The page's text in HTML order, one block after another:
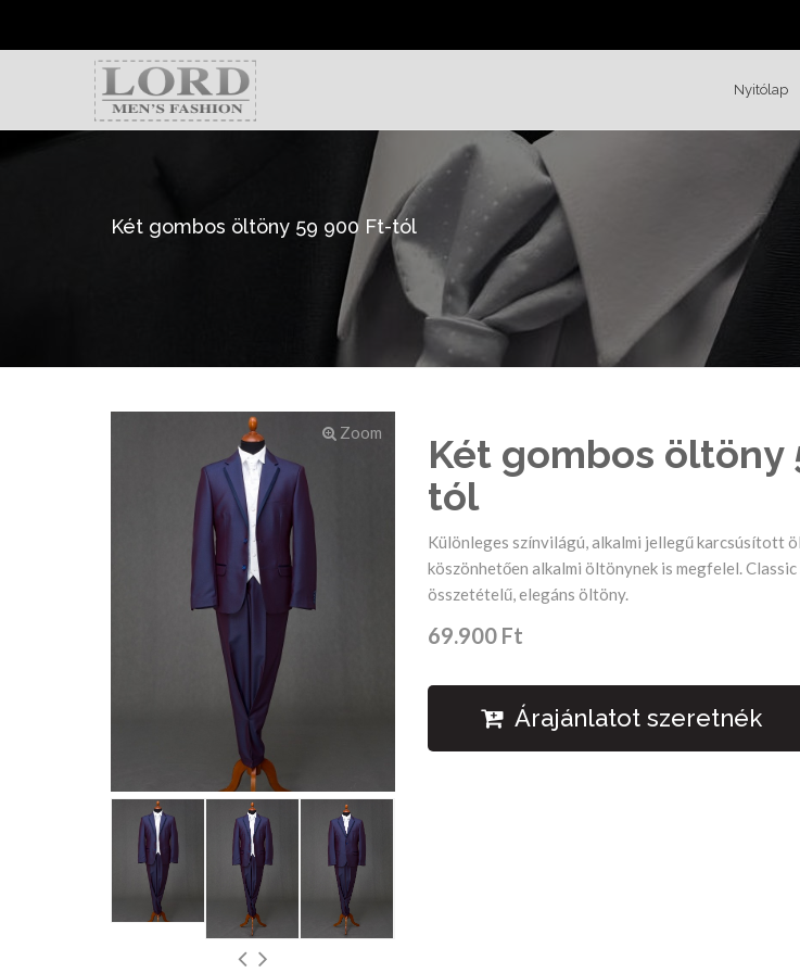
Nyitólap
Két gombos öltöny 59 900 Ft-tól
Zoom
Két gombos öltöny
tól
Különleges színvilágú, alkalmi jellegű karcsúsított
köszönhetően alkalmi öltönynek is megfelel.
összetételű, elegáns öltöny.
69.900 Ft
Árajánlatot szeretnék